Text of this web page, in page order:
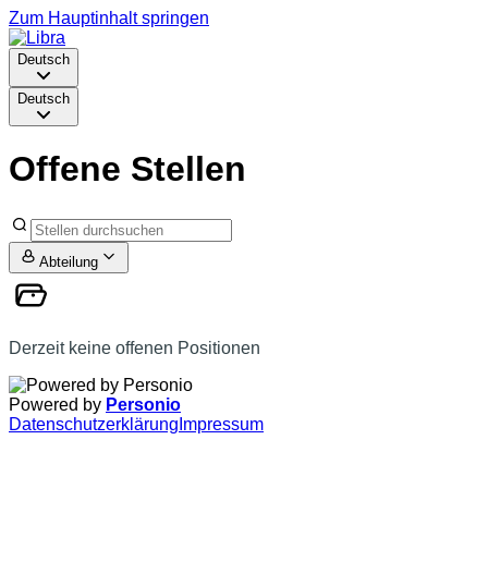
Zum Hauptinhalt springen
Deutsch
Deutsch
Offene Stellen
Abteilung
Derzeit keine offenen Positionen
Powered by Personio
Datenschutzerklärung Impressum